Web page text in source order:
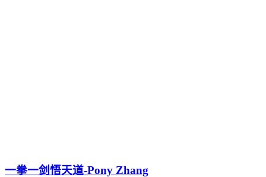
一拳一剑悟天道-Pony Zhang